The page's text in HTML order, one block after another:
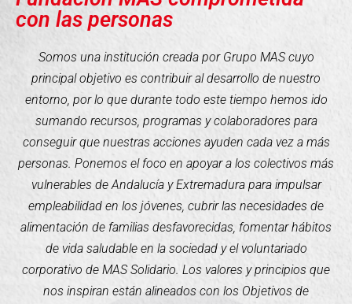
con las personas
Somos una institución creada por Grupo MAS cuyo
principal objetivo es contribuir al desarrollo de nuestro
entorno, por lo que durante todo este tiempo hemos ido
sumando recursos, programas y colaboradores para
conseguir que nuestras acciones ayuden cada vez a más
personas. Ponemos el foco en apoyar a los colectivos más
vulnerables de Andalucía y Extremadura para impulsar
empleabilidad en los jóvenes, cubrir las necesidades de
alimentación de familias desfavorecidas, fomentar hábitos
de vida saludable en la sociedad y el voluntariado
corporativo de MAS Solidario. Los valores y principios que
nos inspiran están alineados con los Objetivos de